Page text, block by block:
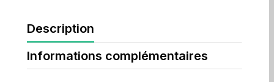
Description
Informations complémentaires